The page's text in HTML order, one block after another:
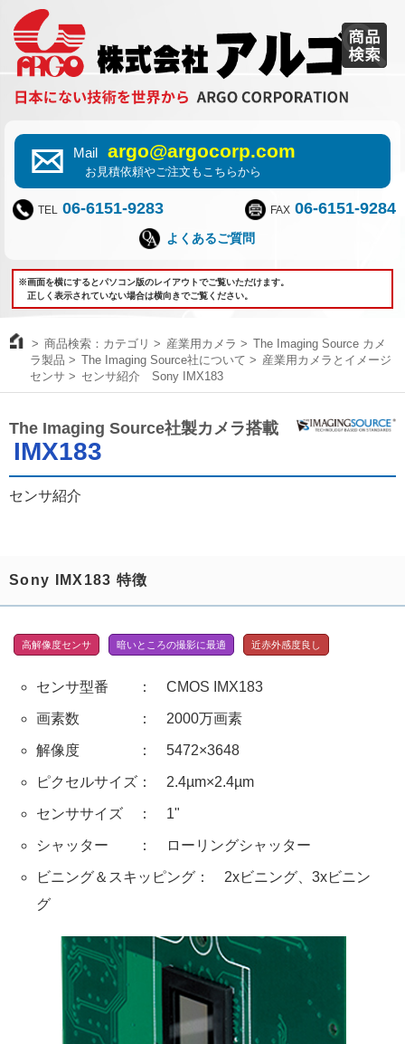
Mail argo@argocorp.com
お見積依頼やご注文もこちらから
TEL 06-6151-9283 FAX 06-6151-9284
よくあるご質問
※画面を横にするとパソコン版のレイアウトでご覧いただけます。
正しく表示されていない場合は横向きでご覧ください。
商品検索：カテゴリ 産業用カメラ
The Imaging Source カメ
ラ製品
The Imaging Source社について
産業用カメラとイメージ
センサ
センサ紹介 Sony IMX183
The Imaging Source社製カメラ搭載
IMX183
センサ紹介
Sony IMX183 特徴
高解像度センサ 暗いところの撮影に最適 近赤外感度良し
センサ型番 ： CMOS IMX183
画素数 ： 2000万画素
解像度 ： 5472×3648
ピクセルサイズ： 2.4µm×2.4µm
センササイズ ： 1"
シャッター ： ローリングシャッター
ビニング＆スキッピング： 2xビニング、3xビニン
グ